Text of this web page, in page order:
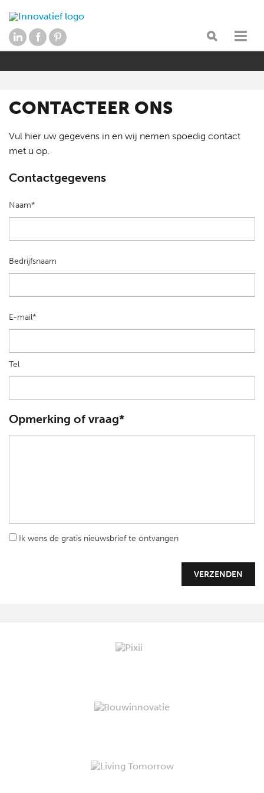
CONTACTEER ONS
Vul hier uw gegevens in en wij nemen spoedig contact
met u op.
Contactgegevens
Naam*
Bedrijfsnaam
E-mail*
Tel
Opmerking of vraag*
Ik wens de gratis nieuwsbrief te ontvangen